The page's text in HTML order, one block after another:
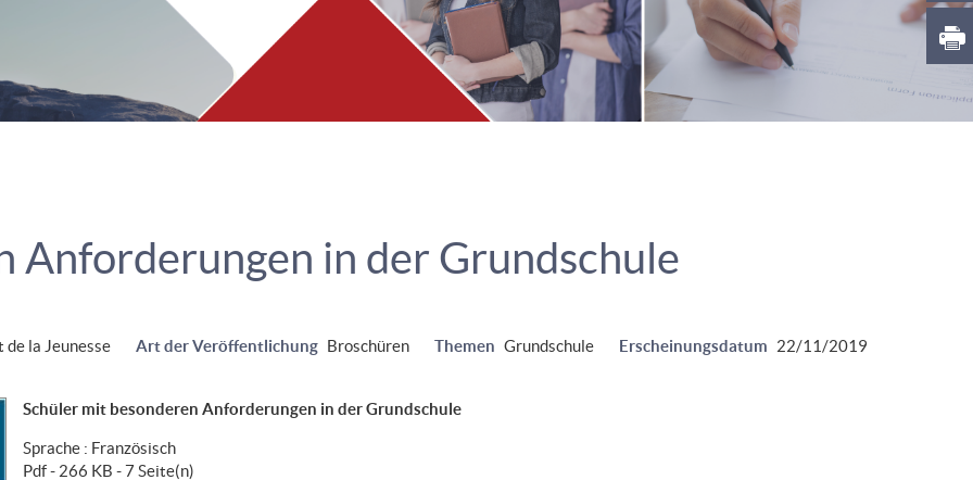
Anforderungen in der Grundschule
la Jeunesse Art der Veröffentlichung Broschüren Themen Grundschule Erscheinungsdatum 22/11/2019
Schüler mit besonderen Anforderungen in der Grundschule
Sprache : Französisch
Pdf - 266 KB - 7 Seite(n)